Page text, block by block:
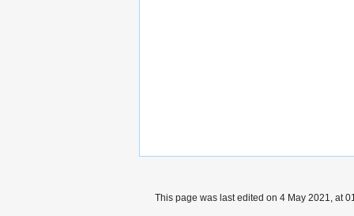
This page was last edited on 4 May 2021, at